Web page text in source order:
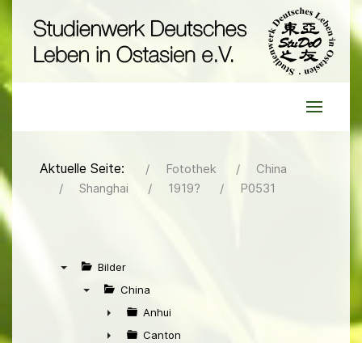
Aktuelle Seite: Fotothek
China
Shanghai
1919? P0531
Bilder
China
►
Anhui
Canton